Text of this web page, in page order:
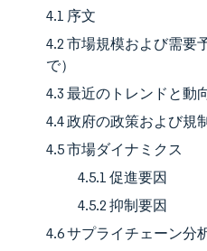
4.1 序文
4.2 市場規模および需要
で）
4.3 最近のトレンドと動
4.4 政府の政策および規
4.5 市場ダイナミクス
4.5.1 促進要因
4.5.2 抑制要因
4.6 サプライチェーン分